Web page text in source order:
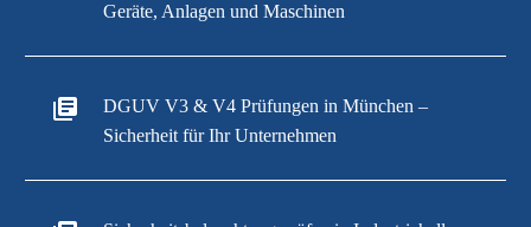
Geräte, Anlagen und Maschinen
DGUV V3 & V4 Prüfungen in München –
Sicherheit für Ihr Unternehmen